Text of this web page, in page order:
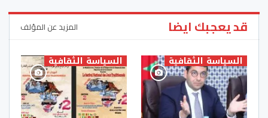
قد يعجبك ايضا المزيد عن المؤلف
السياسة الثقافية السياسة الثقافية